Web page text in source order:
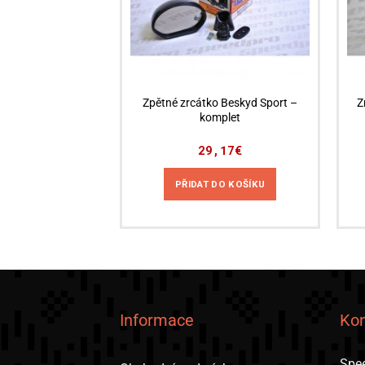
Zpětné zrcátko Beskyd Sport –
komplet
29,17€
PŘIDAT DO KOŠÍKU
Informace